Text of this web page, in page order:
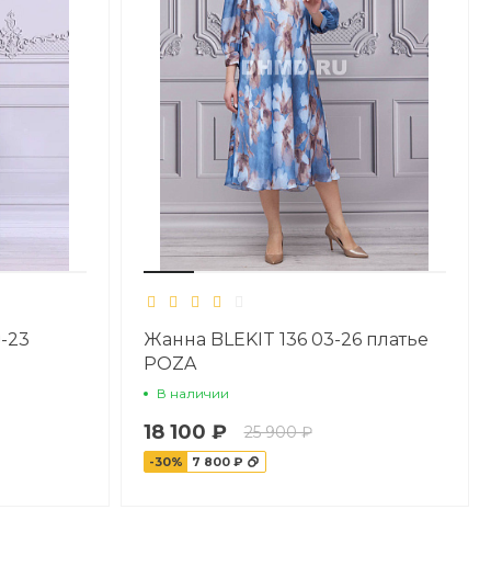
23
Жанна BLEKIT 136 03-26 платье
POZA
В наличии
18 100 ₽ 25 900 ₽
-30% 7 800 ₽